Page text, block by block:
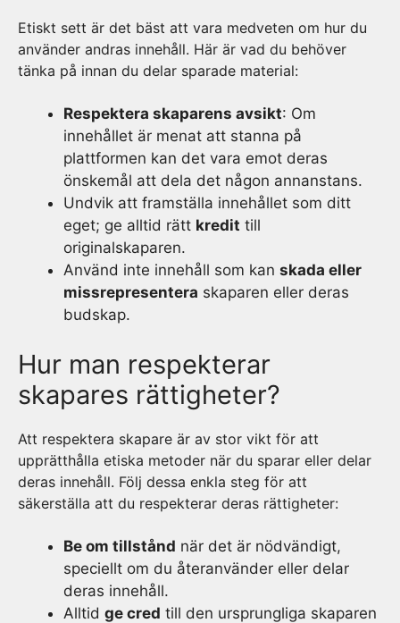
Etiskt sett är det bäst att vara medveten om hur du
använder andras innehåll. Här är vad du behöver
tänka på innan du delar sparade material:
Respektera skaparens avsikt: Om
innehållet är menat att stanna på
plattformen kan det vara emot deras
önskemål att dela det någon annanstans.
Undvik att framställa innehållet som ditt
eget; ge alltid rätt kredit till
originalskaparen.
Använd inte innehåll som kan skada eller
missrepresentera skaparen eller deras
budskap.
Hur man respekterar
skapares rättigheter?
Att respektera skapare är av stor vikt för att
upprätthålla etiska metoder när du sparar eller delar
deras innehåll. Följ dessa enkla steg för att
säkerställa att du respekterar deras rättigheter:
Be om tillstånd när det är nödvändigt,
speciellt om du återanvänder eller delar
deras innehåll.
Alltid ge cred till den ursprungliga skaparen